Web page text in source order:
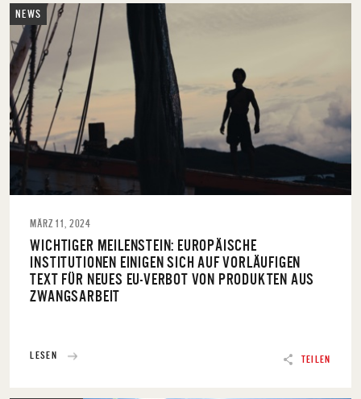
TEILEN
NEWS
MÄRZ 11, 2024
WICHTIGER MEILENSTEIN: EUROPÄISCHE
INSTITUTIONEN EINIGEN SICH AUF VORLÄUFIGEN
TEXT FÜR NEUES EU-VERBOT VON PRODUKTEN AUS
ZWANGSARBEIT
LESEN